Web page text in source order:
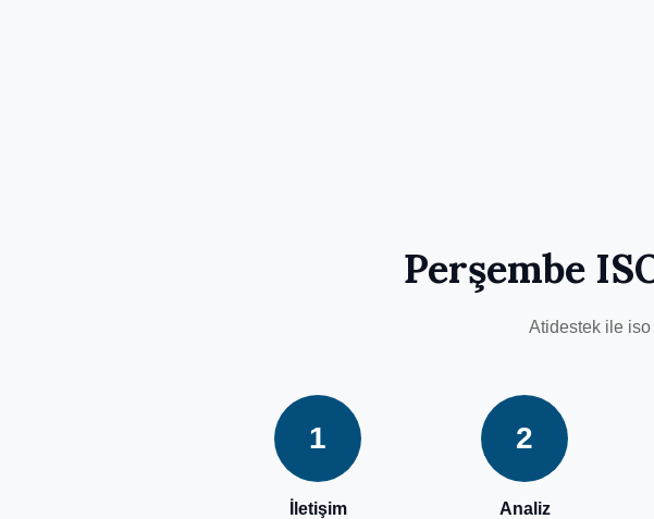
Perşembe
Atidestek ile iso
1
İletişim
2
Analiz